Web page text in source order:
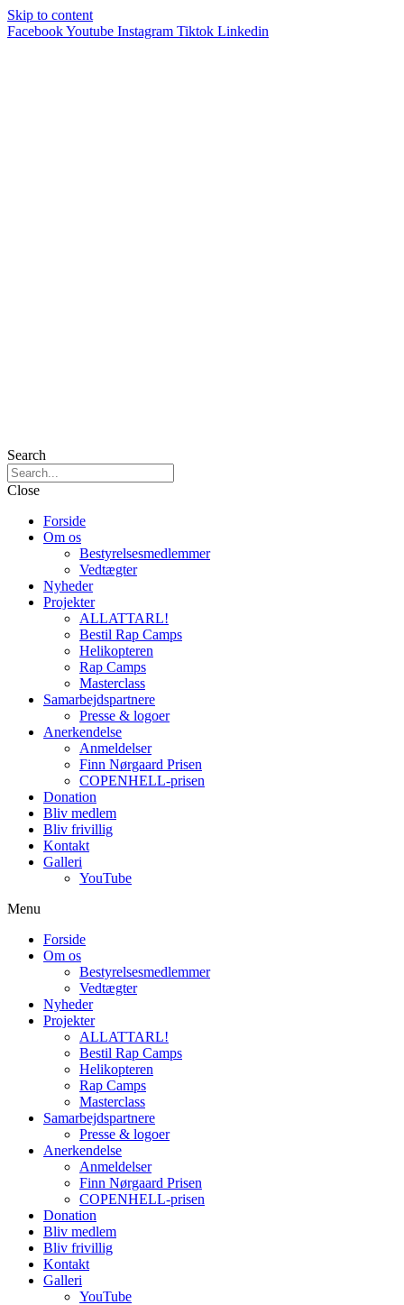
Skip to content
FacebookYoutube Instagram Tiktok Linkedin
Search
Close
Forside
Om os
Bestyrelsesmedlemmer
Vedtægter
Nyheder
Projekter
ALLATTARL!
Bestil Rap Camps
Helikopteren
Rap Camps
Masterclass
Samarbejdspartnere
Presse & logoer
Anerkendelse
Anmeldelser
Finn Nørgaard Prisen
COPENHELL-prisen
Donation
Bliv medlem
Bliv frivillig
Kontakt
Galleri
YouTube
Menu
Forside
Om os
Bestyrelsesmedlemmer
Vedtægter
Nyheder
Projekter
ALLATTARL!
Bestil Rap Camps
Helikopteren
Rap Camps
Masterclass
Samarbejdspartnere
Presse & logoer
Anerkendelse
Anmeldelser
Finn Nørgaard Prisen
COPENHELL-prisen
Donation
Bliv medlem
Bliv frivillig
Kontakt
Galleri
YouTube